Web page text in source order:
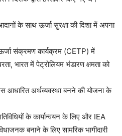
के साथ ऊर्जा सुरक्षा की दिशा में अपना
संक्रमण कार्यक्रम (CETP) में
भारत में पेट्रोलियम भंडारण क्षमता को
आधारित अर्थव्यवस्था बनने की योजना के
के कार्यान्वयन के लिए और IEA
बनाने के लिए सामरिक भागीदारी